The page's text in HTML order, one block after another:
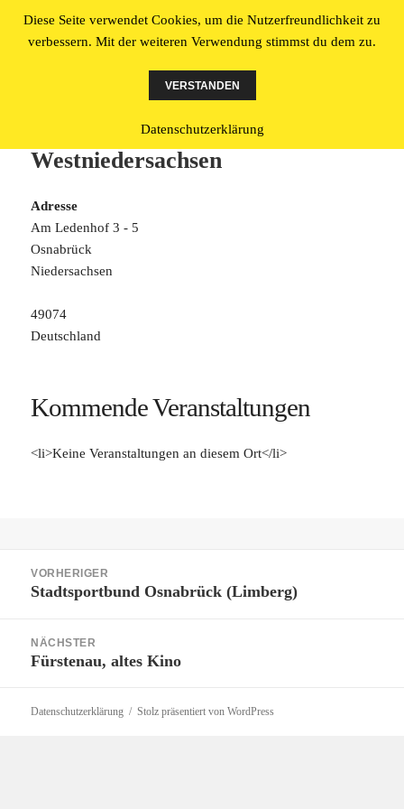
Literatur made in Osnabrück
Ledenhof – Literaturbüro
Westniedersachsen
Adresse
Am Ledenhof 3 - 5
Osnabrück
Niedersachsen
49074
Deutschland
Kommende Veranstaltungen
<li>Keine Veranstaltungen an diesem Ort</li>
VORHERIGER
Vorheriger
Stadtsportbund Osnabrück (Limberg)
NÄCHSTER
Nächster
Fürstenau, altes Kino
Datenschutzerklärung Stolz präsentiert von WordPress
Diese Seite verwendet Cookies, um die Nutzerfreundlichkeit zu
verbessern. Mit der weiteren Verwendung stimmst du dem zu.
VERSTANDEN
Datenschutzerklärung